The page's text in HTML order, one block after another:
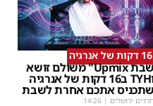
16 דקות של אנרגיה
שבת Upmix" משולם זושא
וTYH ב16 דקות של אנרגיה
שתכניס אתכם אחרת לשבת
חרדים ירושלים |
14:26